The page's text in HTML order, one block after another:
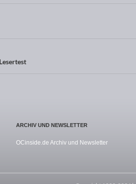
ARCHIV UND NEWSLETTER
OCinside.de Archiv und Newsletter